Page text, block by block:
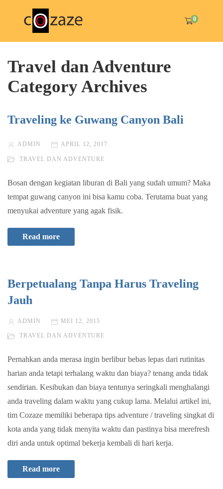
0
Travel dan Adventure
Category Archives
Traveling ke Guwang Canyon Bali
ADMIN APRIL 12, 2017
TRAVEL DAN ADVENTURE
Bosan dengan kegiatan liburan di Bali yang sudah umum? Maka
tempat guwang canyon ini bisa kamu coba. Terutama buat yang
menyukai adventure yang agak fisik.
Read more
Berpetualang Tanpa Harus Traveling
Jauh
ADMIN MEI 12, 2015
TRAVEL DAN ADVENTURE
Pernahkan anda merasa ingin berlibur bebas lepas dari rutinitas
harian anda tetapi terhalang waktu dan biaya? tenang anda tidak
sendirian. Kesibukan dan biaya tentunya seringkali menghalangi
anda traveling dalam waktu yang cukup lama. Melalui artikel ini,
tim Cozaze memiliki beberapa tips adventure / traveling singkat di
kota anda yang tidak menyita waktu dan pastinya bisa merefresh
diri anda untuk optimal bekerja kembali di hari kerja.
Read more